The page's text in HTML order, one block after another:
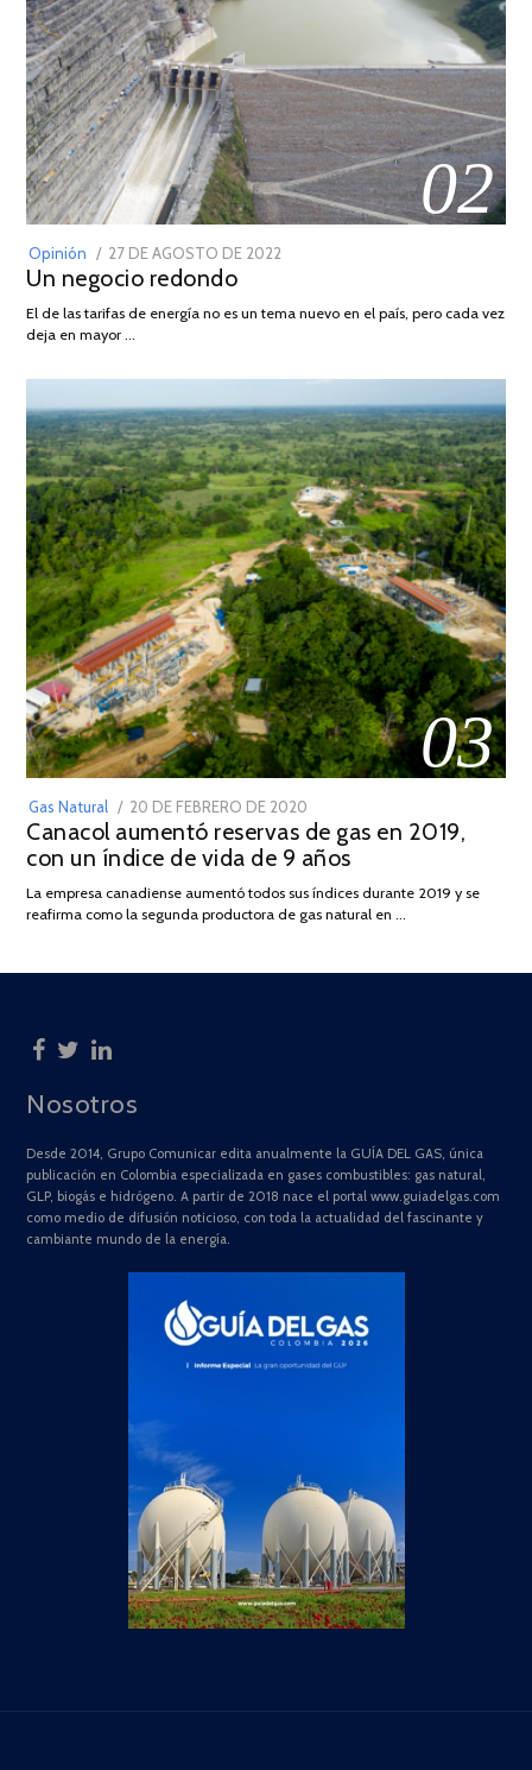
02
Opinión
POSTED
ON
27 DE AGOSTO DE 2022
DE
Un negocio redondo
El de las tarifas de energía no es un tema nuevo en el país, pero cada vez
deja en mayor …
03
Gas Natural
POSTED
ON
20 DE FEBRERO DE 2020
DE
JULIO
2025
Canacol aumentó reservas de gas en 2019,
con un índice de vida de 9 años
La empresa canadiense aumentó todos sus índices durante 2019 y se
reafirma como la segunda productora de gas natural en …
Nosotros
Desde 2014, Grupo Comunicar edita anualmente la GUÍA DEL GAS, única
publicación en Colombia especializada en gases combustibles: gas natural,
GLP, biogás e hidrógeno. A partir de 2018 nace el portal www.guiadelgas.com
como medio de difusión noticioso, con toda la actualidad del fascinante y
cambiante mundo de la energía.